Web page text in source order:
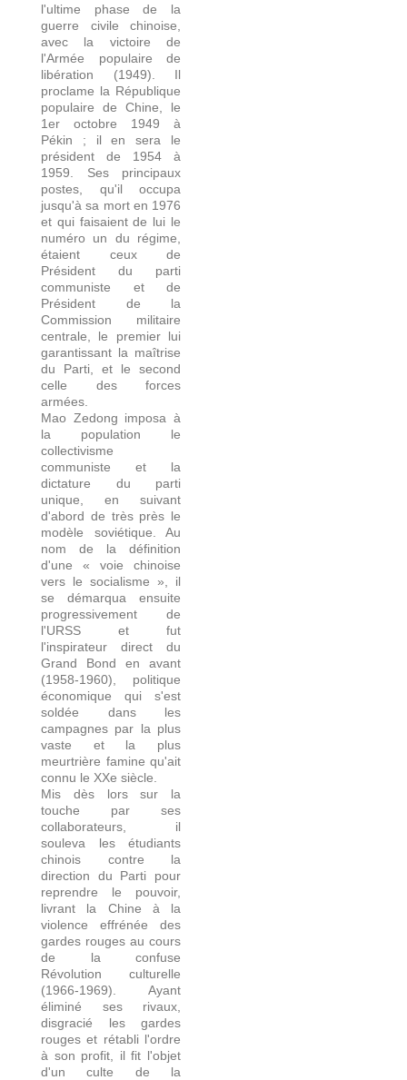
l'ultime phase de la
guerre civile chinoise,
avec la victoire de
l'Armée populaire de
libération (1949). Il
proclame la République
populaire de Chine, le
1er octobre 1949 à
Pékin ; il en sera le
président de 1954 à
1959. Ses principaux
postes, qu'il occupa
jusqu'à sa mort en 1976
et qui faisaient de lui le
numéro un du régime,
étaient ceux de
Président du parti
communiste et de
Président de la
Commission militaire
centrale, le premier lui
garantissant la maîtrise
du Parti, et le second
celle des forces
armées.
Mao Zedong imposa à
la population le
collectivisme
communiste et la
dictature du parti
unique, en suivant
d'abord de très près le
modèle soviétique. Au
nom de la définition
d'une « voie chinoise
vers le socialisme », il
se démarqua ensuite
progressivement de
l'URSS et fut
l'inspirateur direct du
Grand Bond en avant
(1958-1960), politique
économique qui s'est
soldée dans les
campagnes par la plus
vaste et la plus
meurtrière famine qu'ait
connu le XXe siècle.
Mis dès lors sur la
touche par ses
collaborateurs, il
souleva les étudiants
chinois contre la
direction du Parti pour
reprendre le pouvoir,
livrant la Chine à la
violence effrénée des
gardes rouges au cours
de la confuse
Révolution culturelle
(1966-1969). Ayant
éliminé ses rivaux,
disgracié les gardes
rouges et rétabli l'ordre
à son profit, il fit l'objet
d'un culte de la